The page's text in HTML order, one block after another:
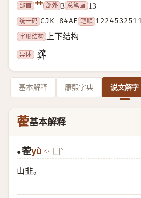
部首 艹 部外 3 总笔画 13
统一码 CJK 84AE 笔顺
字形结构
上下结构
异体
基本解释 康熙字典 说文解字
蒮基本解释
●蒮yù ㄩˋ
山韭。